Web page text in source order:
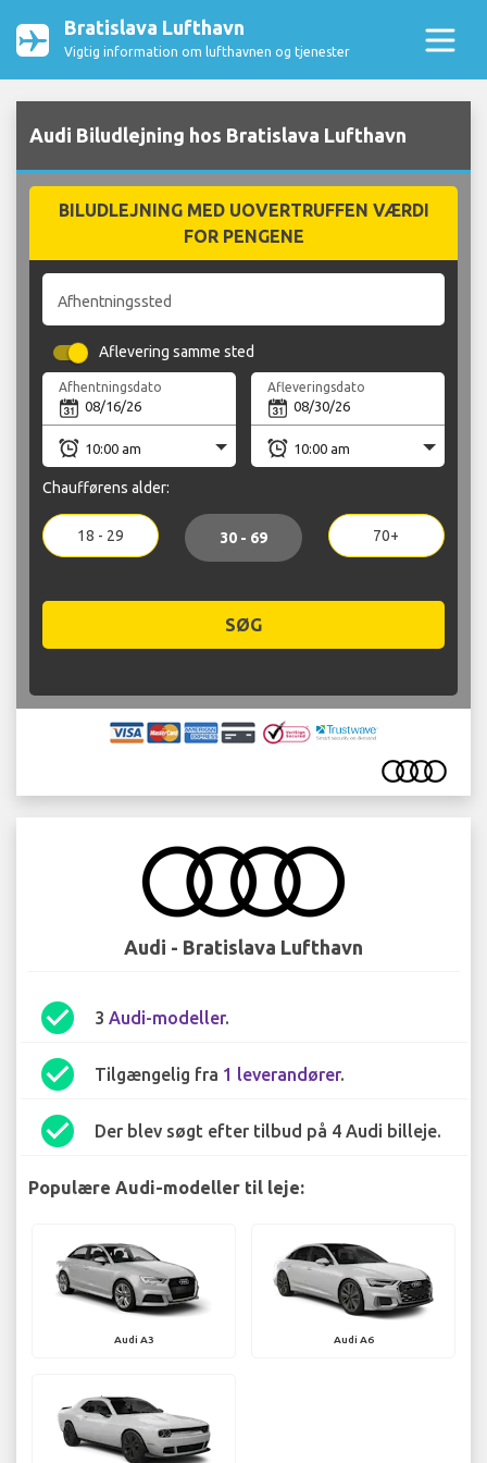
Bratislava Lufthavn
Vigtig information om lufthavnen og tjenester
Audi Biludlejning hos Bratislava Lufthavn
BILUDLEJNING MED UOVERTRUFFEN VÆRDI
FOR PENGENE
Afhentningssted
Aflevering samme sted
Afhentningsdato Afleveringsdato
Chaufførens alder:
18 - 29 30 - 69 70+
SØG
Audi - Bratislava Lufthavn
check_circle 3 Audi-modeller.
check_circle Tilgængelig fra 1 leverandører.
check_circle Der blev søgt efter tilbud på 4 Audi billeje.
Populære Audi-modeller til leje:
Audi A3 Audi A6